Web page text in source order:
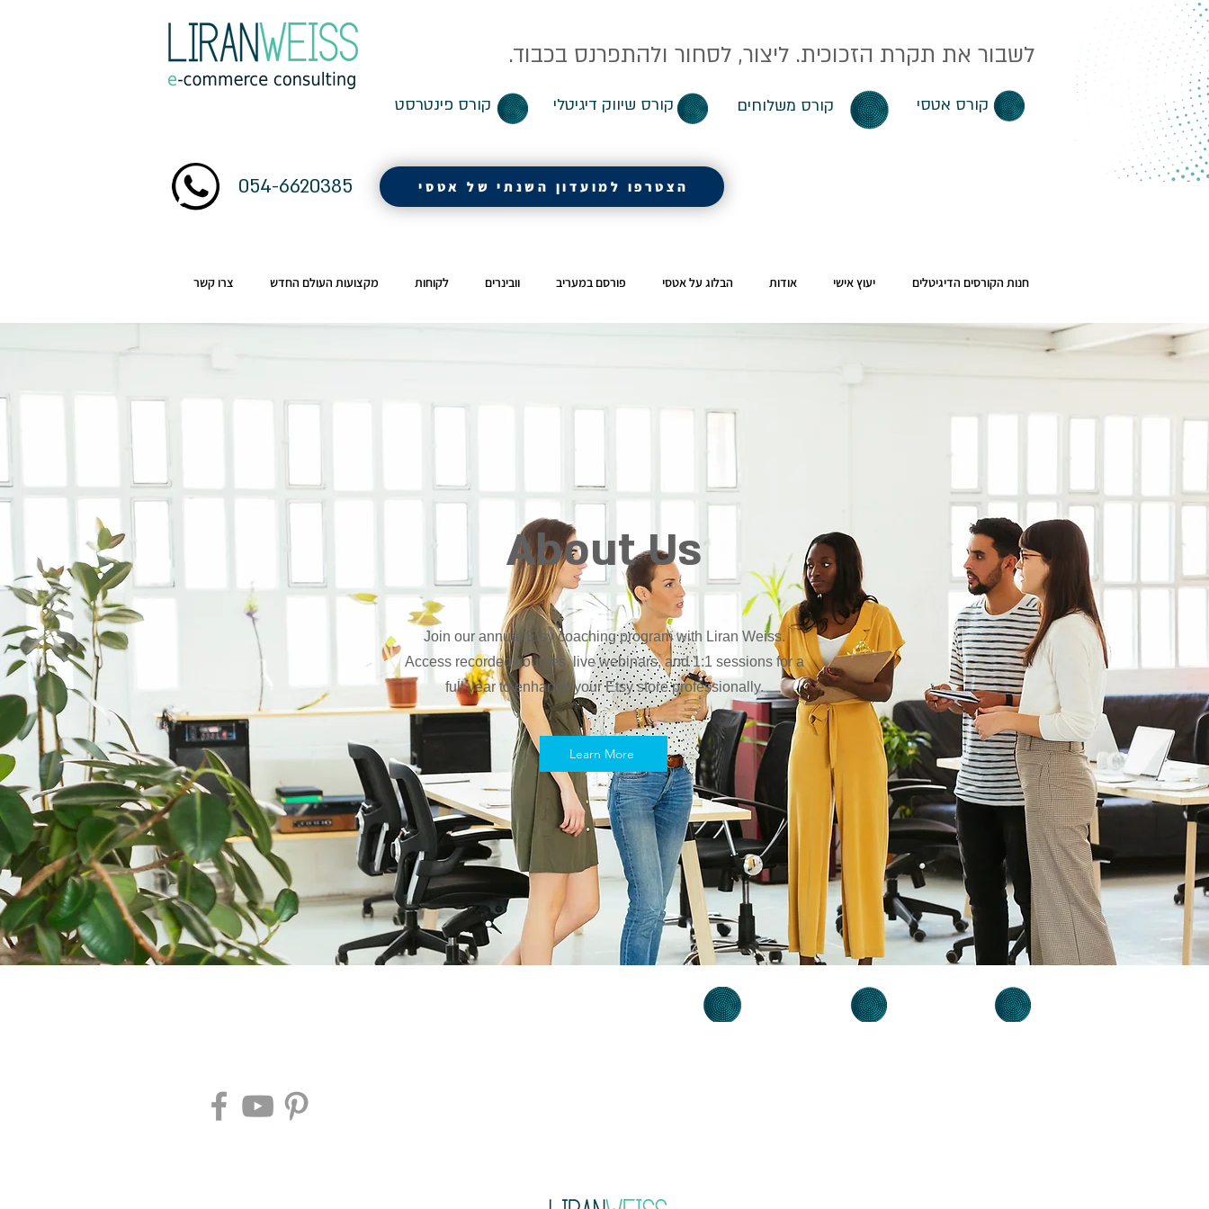
054-6620385
לשבור את תקרת הזכוכית. ליצור, לסחור ולהתפרנס בכבוד.
קורס פינטרסט קורס שיווק דיגיטלי קורס משלוחים קורס אטסי
הצטרפו למועדון השנתי של אטסי
חנות הקורסים הדיגיטלים יעוץ אישי אודות הבלוג על אטסי פורסם במעריב וובינרים לקוחות מקצועות העולם החדש צרו קשר
About Us
Join our annual Etsy coaching program with Liran Weiss.
Access recorded courses, live webinars, and 1:1 sessions for a
full year to enhance your Etsy store professionally.
Learn More